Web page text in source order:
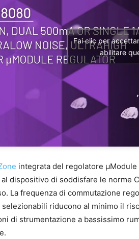
Fai clic per
abilitare
integrata del regolatore
dispositivo di soddisfare le norme
La frequenza di commutazione
riducono al minimo il
di strumentazione a bassissimo